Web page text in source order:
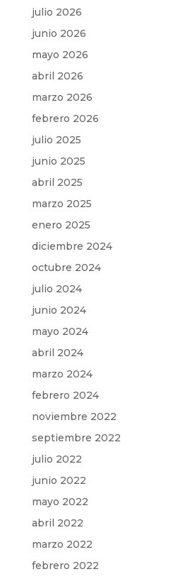
julio 2026
junio 2026
mayo 2026
abril 2026
marzo 2026
febrero 2026
julio 2025
junio 2025
abril 2025
marzo 2025
enero 2025
diciembre 2024
octubre 2024
julio 2024
junio 2024
mayo 2024
abril 2024
marzo 2024
febrero 2024
noviembre 2022
septiembre 2022
julio 2022
junio 2022
mayo 2022
abril 2022
marzo 2022
febrero 2022